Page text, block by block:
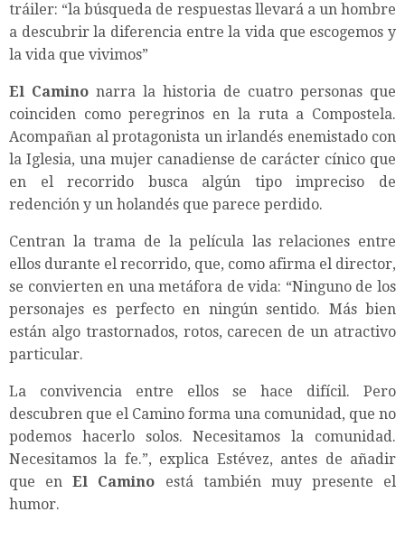
tráiler: “la búsqueda de respuestas llevará a un hombre
a descubrir la diferencia entre la vida que escogemos y
la vida que vivimos”
El Camino narra la historia de cuatro personas que
coinciden como peregrinos en la ruta a Compostela.
Acompañan al protagonista un irlandés enemistado con
la Iglesia, una mujer canadiense de carácter cínico que
en el recorrido busca algún tipo impreciso de
redención y un holandés que parece perdido.
Centran la trama de la película las relaciones entre
ellos durante el recorrido, que, como afirma el director,
se convierten en una metáfora de vida: “Ninguno de los
personajes es perfecto en ningún sentido. Más bien
están algo trastornados, rotos, carecen de un atractivo
particular.
La convivencia entre ellos se hace difícil. Pero
descubren que el Camino forma una comunidad, que no
podemos hacerlo solos. Necesitamos la comunidad.
Necesitamos la fe.”, explica Estévez, antes de añadir
que enEl Camino está también muy presente el
humor.